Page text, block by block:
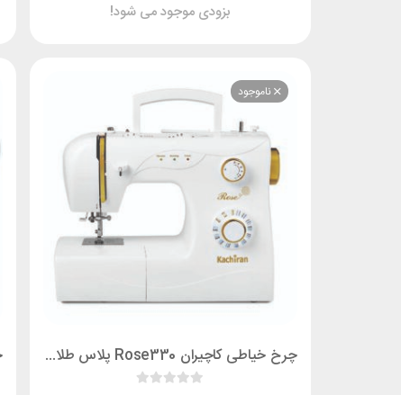
بزودی موجود می شود!
ناموجود
چرخ خیاطی کاچیران Rose330 پلاس طلائی